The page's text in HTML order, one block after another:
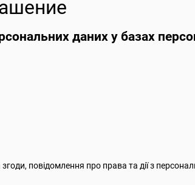
даних у базах
повідомлення про права та дії з